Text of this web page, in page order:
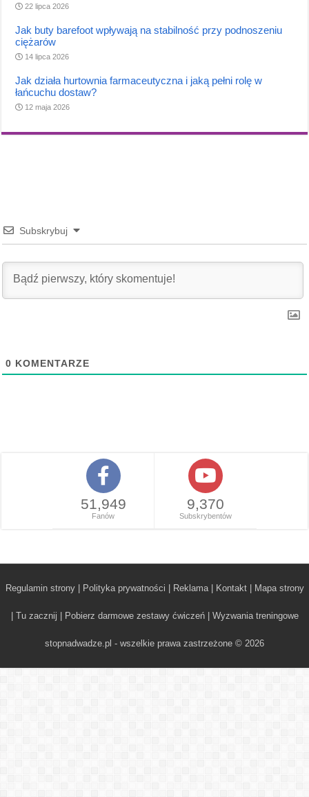
22 lipca 2026
Jak buty barefoot wpływają na stabilność przy podnoszeniu
ciężarów
14 lipca 2026
Jak działa hurtownia farmaceutyczna i jaką pełni rolę w
łańcuchu dostaw?
12 maja 2026
Subskrybuj
0 KOMENTARZE
51,949
Fanów
9,370
Subskrybentów
Regulamin strony| Polityka prywatności Reklama| Kontakt| Mapa strony
Tu zacznij Pobierz darmowe zestawy ćwiczeń| Wyzwania treningowe
stopnadwadze.pl - wszelkie prawa zastrzeżone © 2026